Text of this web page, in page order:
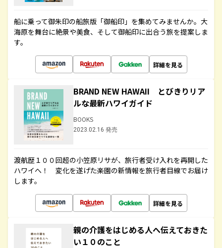
船に乗って御朱印の船旅版「御船印」を集めてみませんか。大
海原を舞台に絶景や美食、そして御船印に出合う旅を提案しま
す。
詳細を見る
BRAND NEW HAWAII とびきりリア
ルな最新ハワイガイド
BOOKS
2023.02.16 発売
渡航歴１００回超の小笠原リサが、旅行者受け入れを再開した
ハワイへ！ 変化を遂げた楽園の新情報を旅行者目線でお届け
します。
詳細を見る
親の介護をはじめる人へ伝えておきた
い１０のこと